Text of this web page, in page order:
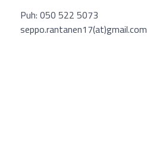
Puh: 050 522 5073
seppo.rantanen17(at)gmail.com